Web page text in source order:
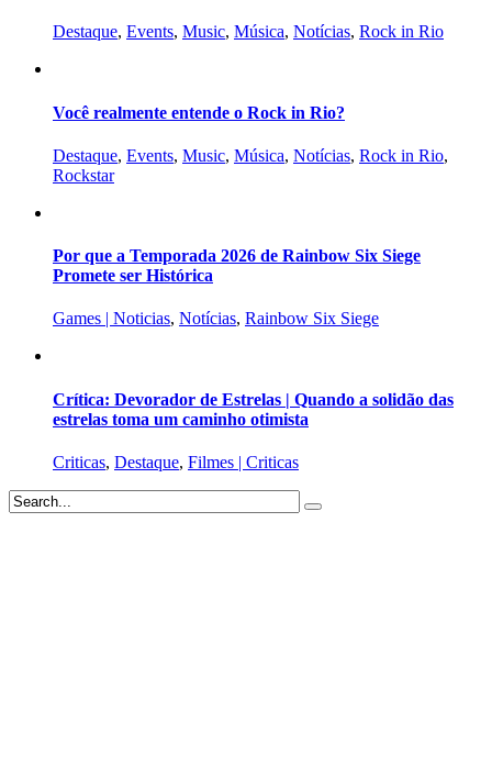
Destaque, Events, Music, Música, Notícias, Rock in Rio
Você realmente entende o Rock in Rio?
Destaque, Events, Music, Música, Notícias, Rock in Rio,
Rockstar
Por que a Temporada 2026 de Rainbow Six Siege
Promete ser Histórica
Games | Noticias, Notícias, Rainbow Six Siege
Crítica: Devorador de Estrelas | Quando a solidão das
estrelas toma um caminho otimista
Criticas, Destaque, Filmes | Criticas